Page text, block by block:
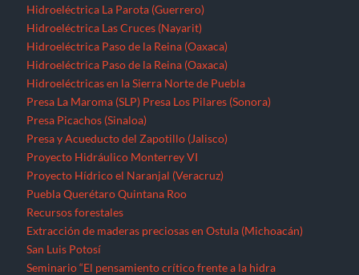
Hidroeléctrica La Parota (Guerrero)
Hidroeléctrica Las Cruces (Nayarit)
Hidroeléctrica Paso de la Reina (Oaxaca)
Hidroeléctrica Paso de la Reina (Oaxaca)
Hidroeléctricas en la Sierra Norte de Puebla
Presa La Maroma (SLP) Presa Los Pilares (Sonora)
Presa Picachos (Sinaloa)
Presa y Acueducto del Zapotillo (Jalisco)
Proyecto Hidráulico Monterrey VI
Proyecto Hídrico el Naranjal (Veracruz)
Puebla Querétaro Quintana Roo
Recursos forestales
Extracción de maderas preciosas en Ostula (Michoacán)
San Luis Potosí
Seminario “El pensamiento crítico frente a la hidra